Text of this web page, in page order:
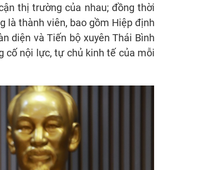
thị trường của nhau; đồng thời
là thành viên, bao gồm Hiệp định
diện và Tiến bộ xuyên Thái Bình
cố nội lực, tự chủ kinh tế của mỗi